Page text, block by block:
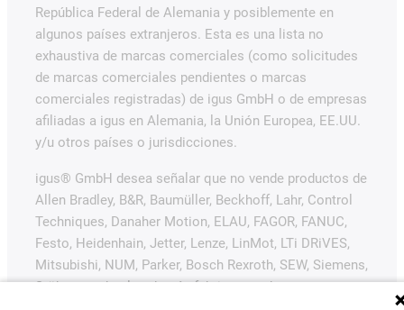
República Federal de Alemania y posiblemente en
algunos países extranjeros. Esta es una lista no
exhaustiva de marcas comerciales (como solicitudes
de marcas comerciales pendientes o marcas
comerciales registradas) de igus GmbH o de empresas
afiliadas a igus en Alemania, la Unión Europea, EE.UU.
y/u otros países o jurisdicciones.
igus® GmbH desea señalar que no vende productos de
Allen Bradley, B&R, Baumüller, Beckhoff, Lahr, Control
Techniques, Danaher Motion, ELAU, FAGOR, FANUC,
Festo, Heidenhain, Jetter, Lenze, LinMot, LTi DRiVES,
Mitsubishi, NUM, Parker, Bosch Rexroth, SEW, Siemens,
Stöber y todos los demás fabricantes de